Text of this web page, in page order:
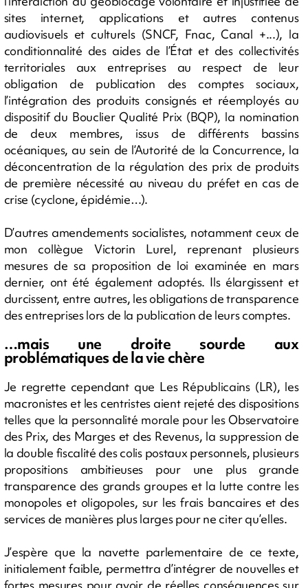
sites internet, applications et autres contenus
audiovisuels et culturels (SNCF, Fnac, Canal +...), la
conditionnalité des aides de l’État et des collectivités
territoriales aux entreprises au respect de leur
obligation de publication des comptes sociaux,
l’intégration des produits consignés et réemployés au
dispositif du Bouclier Qualité Prix (BQP), la nomination
de deux membres, issus de différents bassins
océaniques, au sein de l’Autorité de la Concurrence, la
déconcentration de la régulation des prix de produits
de première nécessité au niveau du préfet en cas de
crise (cyclone, épidémie…).
D’autres amendements socialistes, notamment ceux de
mon collègue Victorin Lurel, reprenant plusieurs
mesures de sa proposition de loi examinée en mars
dernier, ont été également adoptés. Ils élargissent et
durcissent, entre autres, les obligations de transparence
des entreprises lors de la publication de leurs comptes.
…mais une droite sourde aux
problématiques de la vie chère
Je regrette cependant que Les Républicains (LR), les
macronistes et les centristes aient rejeté des dispositions
telles que la personnalité morale pour les Observatoire
des Prix, des Marges et des Revenus, la suppression de
la double fiscalité des colis postaux personnels, plusieurs
propositions ambitieuses pour une plus grande
transparence des grands groupes et la lutte contre les
monopoles et oligopoles, sur les frais bancaires et des
services de manières plus larges pour ne citer qu’elles.
J’espère que la navette parlementaire de ce texte,
initialement faible, permettra d’intégrer de nouvelles et
fortes mesures pour avoir de réelles conséquences sur